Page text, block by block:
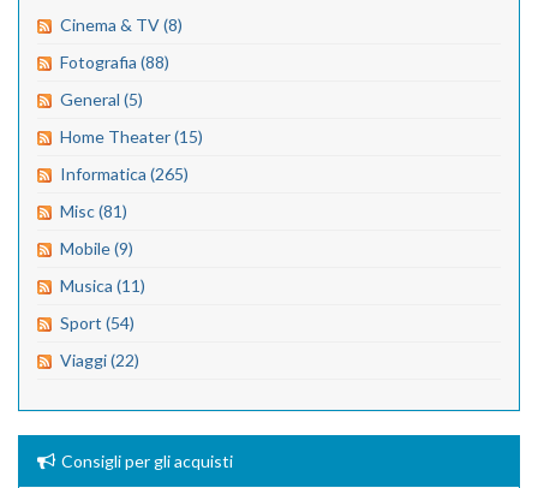
Cinema & TV (8)
Fotografia (88)
General (5)
Home Theater (15)
Informatica (265)
Misc (81)
Mobile (9)
Musica (11)
Sport (54)
Viaggi (22)
Consigli per gli acquisti